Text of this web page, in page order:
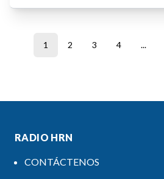
1 2 3 4 ...
RADIO HRN
CONTÁCTENOS